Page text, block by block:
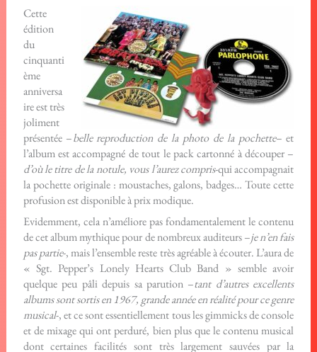
Cette
édition
du
cinquanti
ème
anniversa
ire est très
joliment
présentée –belle reproduction de la photo de la pochette– et
l’album est accompagné de tout le pack cartonné à découper –
d’où le titre de la notule, vous l’aurez compris-qui accompagnait
la pochette originale : moustaches, galons, badges… Toute cette
profusion est disponible à prix modique.
Evidemment, cela n’améliore pas fondamentalement le contenu
de cet album mythique pour de nombreux auditeurs –je n’en fais
pas partie-, mais l’ensemble reste très agréable à écouter. L’aura de
« Sgt. Pepper’s Lonely Hearts Club Band » semble avoir
quelque peu pâli depuis sa parution –tant d’autres excellents
albums sont sortis en 1967, grande année en réalité pour ce genre
musical-, et ce sont essentiellement tous les gimmicks de console
et de mixage qui ont perduré, bien plus que le contenu musical
dont certaines facilités sont très largement sauvées par la